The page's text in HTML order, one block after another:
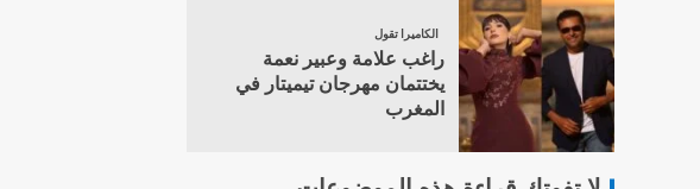
الكاميرا تقول
راغب علامة وعبير نعمة
يختتمان مهرجان تيميتار في
المغرب